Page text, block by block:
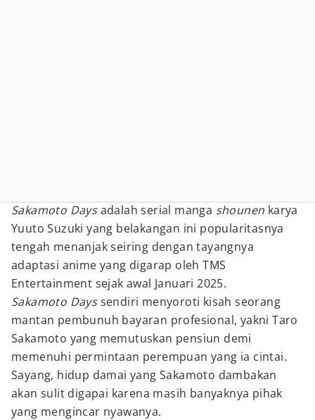
Sakamoto Daysadalah serial manga shounen karya
Yuuto Suzuki yang belakangan ini popularitasnya
tengah menanjak seiring dengan tayangnya
adaptasi anime yang digarap oleh TMS
Entertainment sejak awal Januari 2025.
Sakamoto Dayssendiri menyoroti kisah seorang
mantan pembunuh bayaran profesional, yakni Taro
Sakamoto yang memutuskan pensiun demi
memenuhi permintaan perempuan yang ia cintai.
Sayang, hidup damai yang Sakamoto dambakan
akan sulit digapai karena masih banyaknya pihak
yang mengincar nyawanya.